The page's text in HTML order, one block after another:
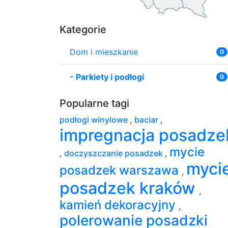
Kategorie
Dom i mieszkanie 0
- Parkiety i podłogi 0
Popularne tagi
podłogi winylowe , baciar ,
impregnacja
, doczyszczanie posadzek , mycie
posadzek warszawa ,
posadzek kraków ,
kamień dekoracyjny ,
polerowanie posadzki